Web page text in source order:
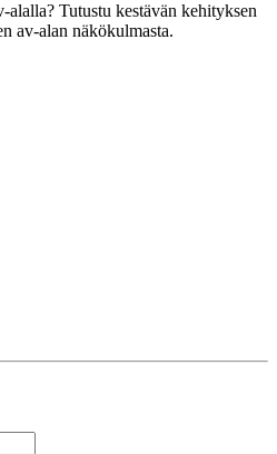
Tutustu kestävän kehityksen
av-alan näkökulmasta.